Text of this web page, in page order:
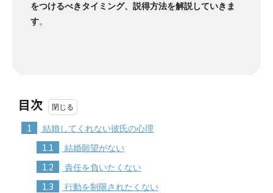
をつけるべきタイミング、説得方法を解説していきま
す。
目次
1 結婚してくれない彼氏の心理
1.1 結婚願望がない
1.2 責任を負いたくない
1.3 行動を制限されたくない